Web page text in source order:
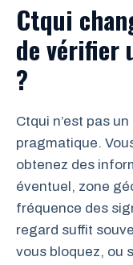
Ctqui
de vérifier
?
Ctqui n’est pas
pragmatique.
obtenez des
éventuel, zone
fréquence des
regard suffit
vous bloquez, ou